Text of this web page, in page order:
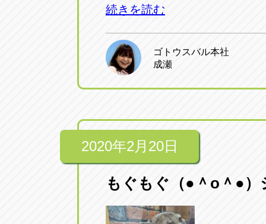
続きを読む
ゴトウスバル本社
成瀬
2020年2月20日
もぐもぐ（●＾o＾●）